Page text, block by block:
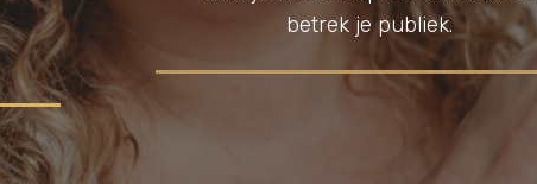
betrek je publiek.